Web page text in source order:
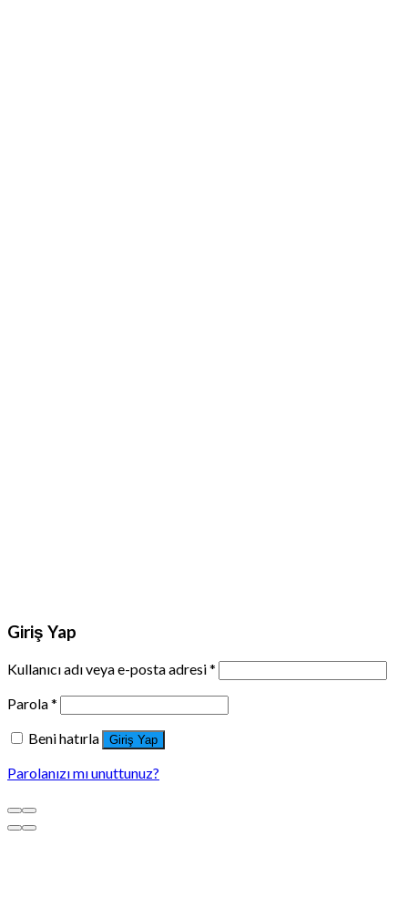
Giriş Yap
Kullanıcı adı veya e-posta adresi*
Parola*
Beni hatırla
Giriş Yap
Parolanızı mı unuttunuz?